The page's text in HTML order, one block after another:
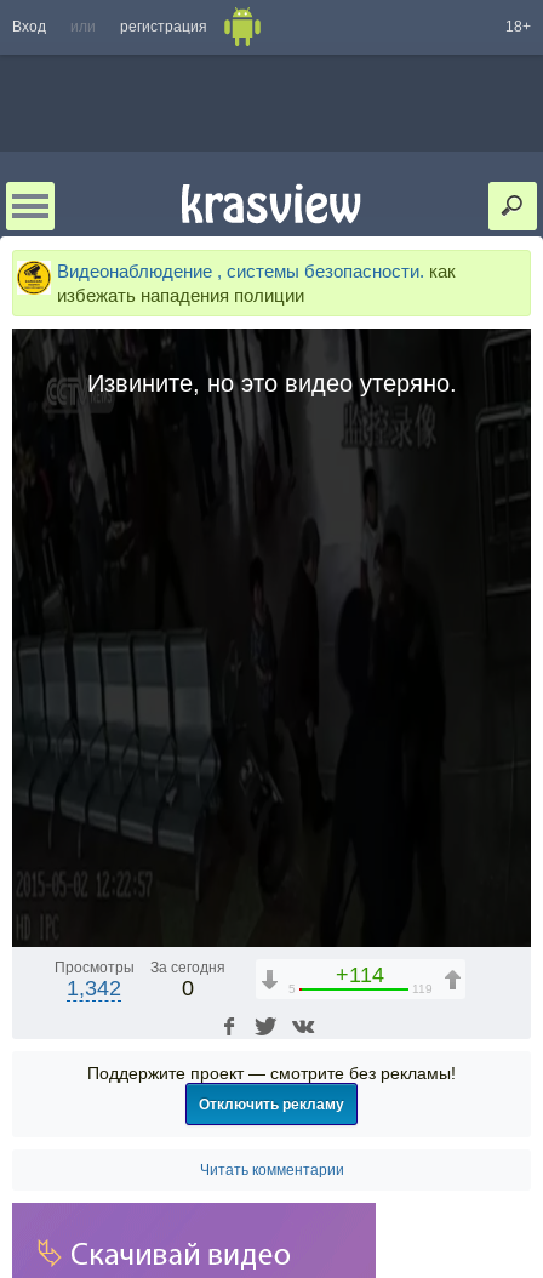
Вход или регистрация 18+
Видеонаблюдение , системы безопасности. как
избежать нападения полиции
Извините, но это видео утеряно.
Просмотры
1,342
За сегодня
0
+114
5 119
Поддержите проект — смотрите без рекламы!
Отключить рекламу
Читать комментарии